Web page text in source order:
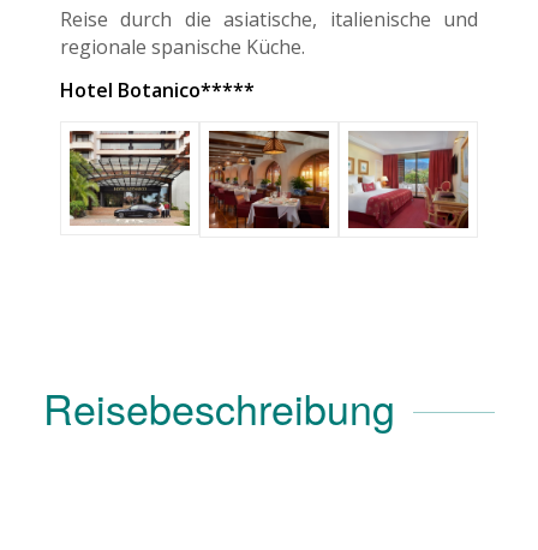
Reise durch die asiatische, italienische und
regionale spanische Küche.
Hotel Botanico*****
Reisebeschreibung